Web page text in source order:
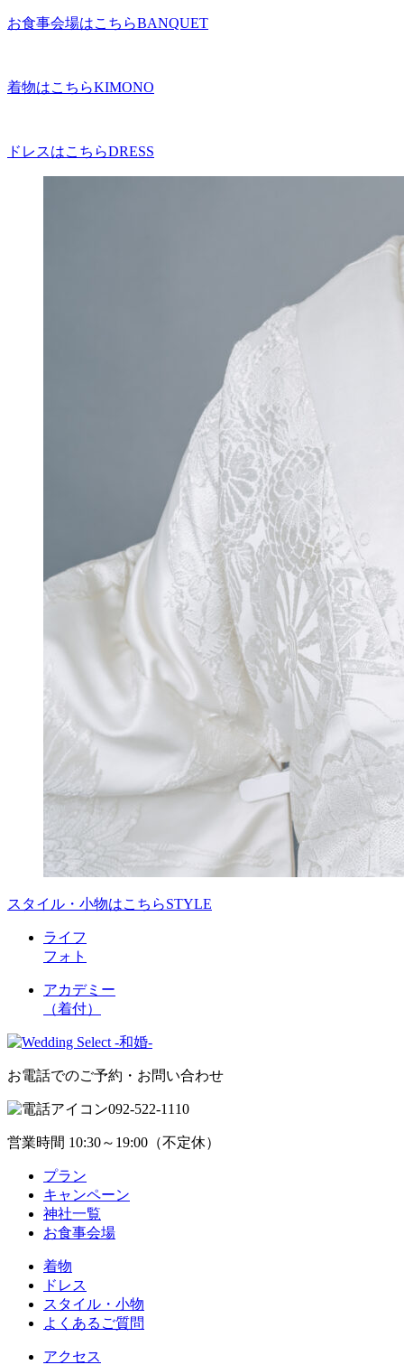
お食事会場はこちらBANQUET
着物はこちらKIMONO
ドレスはこちらDRESS
スタイル・小物はこちらSTYLE
ライフ
フォト
アカデミー
（着付）
お電話でのご予約・お問い合わせ
092-522-1110
営業時間 10:30～19:00（不定休）
プラン
キャンペーン
神社一覧
お食事会場
着物
ドレス
スタイル・小物
よくあるご質問
アクセス